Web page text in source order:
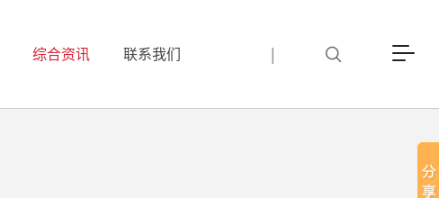
综合资讯 联系我们